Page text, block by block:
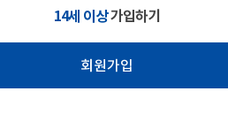
14세 이상가입하기
회원가입